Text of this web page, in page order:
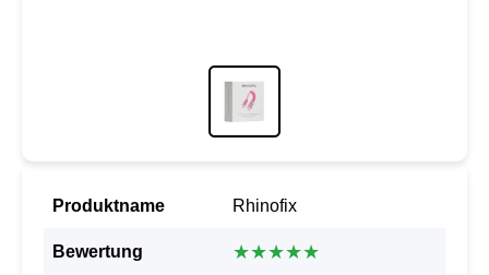
Produktname Rhinofix
Bewertung ★★★★★